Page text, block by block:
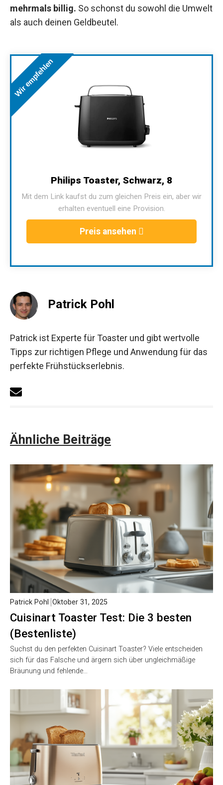
mehrmals billig. So schonst du sowohl die Umwelt
als auch deinen Geldbeutel.
Wir empfehlen
Philips Toaster, Schwarz, 8
Mit dem Link kaufst du zum gleichen Preis ein, aber wir
erhalten eventuell eine Provision.
Preis ansehen
Patrick Pohl
Patrick ist Experte für Toaster und gibt wertvolle
Tipps zur richtigen Pflege und Anwendung für das
perfekte Frühstückserlebnis.
Ähnliche Beiträge
Cuisinart Toaster Test: Die 3 besten
(Bestenliste)
Patrick Pohl Oktober 31, 2025
Suchst du den perfekten Cuisinart Toaster? Viele entscheiden
sich für das Falsche und ärgern sich über ungleichmäßige
Bräunung und fehlende…